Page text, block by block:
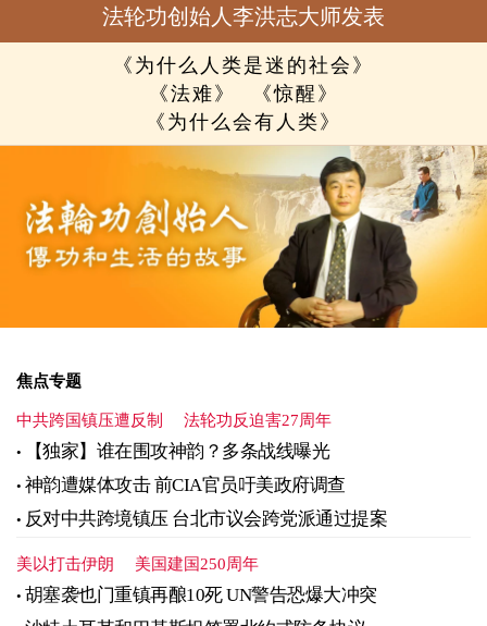
法轮功创始人李洪志大师发表
《为什么人类是迷的社会》
《法难》
《惊醒》
《为什么会有人类》
焦点专题
中共跨国镇压遭反制 法轮功反迫害27周年
【独家】谁在围攻神韵？多条战线曝光
神韵遭媒体攻击 前CIA官员吁美政府调查
反对中共跨境镇压 台北市议会跨党派通过提案
美以打击伊朗 美国建国250周年
胡塞袭也门重镇再酿10死 UN警告恐爆大冲突